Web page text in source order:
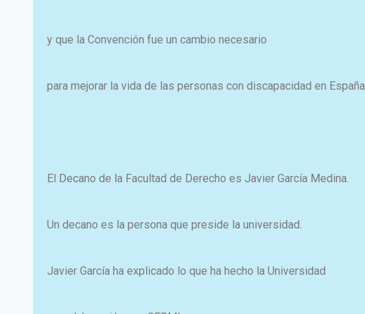
y que la Convención fue un cambio necesario
para mejorar la vida de las personas con discapacidad en España.
El Decano de la Facultad de Derecho es Javier García Medina.
Un decano es la persona que preside la universidad.
Javier García ha explicado lo que ha hecho la Universidad